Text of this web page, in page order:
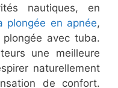
nautiques, en
plongée en apnée,
avec tuba.
une meilleure
naturellement
de confort.